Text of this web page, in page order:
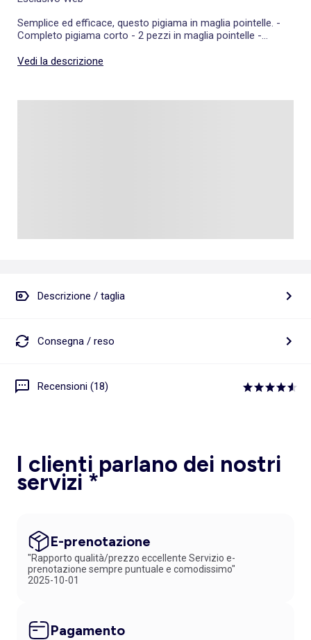
Semplice ed efficace, questo pigiama in maglia pointelle. -
Completo pigiama corto - 2 pezzi in maglia pointelle -
abbinato - Vita elasticizzata - La nostra modella indossa
Vedi la descrizione
Descrizione / taglia
Consegna / reso
Recensioni (18)
I clienti parlano dei nostri
servizi *
E-prenotazione
"Rapporto qualità/prezzo eccellente Servizio e-
prenotazione sempre puntuale e comodissimo"
2025-10-01
Pagamento